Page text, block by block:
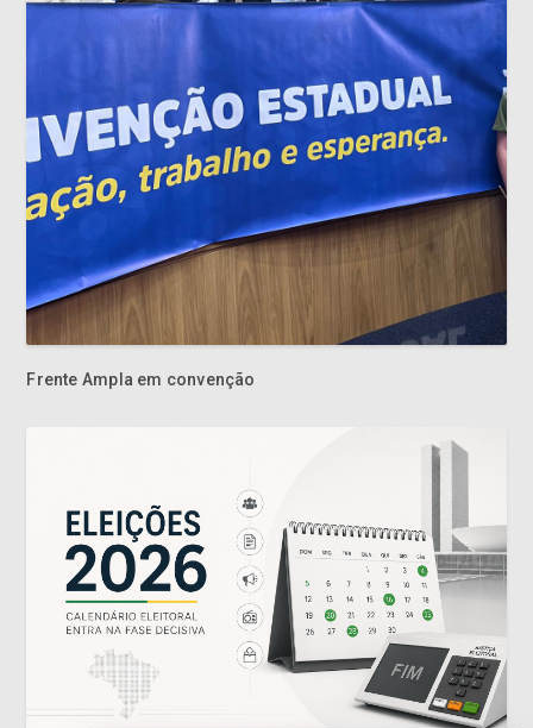
Frente Ampla em convenção